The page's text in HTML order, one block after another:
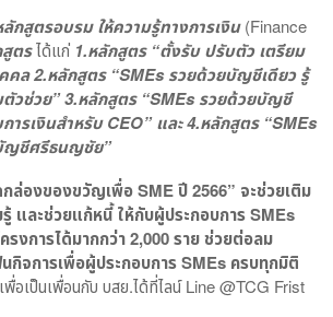
กสูตรอบรม ให้ความรู้ทางการเงิน(Finance
ตรได้แก่ 1.หลักสูตร “ตั้งรับ ปรับตัว เตรียม
คล 2.หลักสูตร “SMEs รวยด้วยบัญชีเดียว รู้
วช่วย”3.หลักสูตร “SMEs รวยด้วยบัญชี
การเงินสำหรับCEO”และ 4.หลักสูตร “SMEs
ญชีศรีธนญชัย”
กล่องของขวัญเพื่อSMEปี 2566” จะช่วยเติม
รู้ และช่วยแก้หนี้ ให้กับผู้ประกอบการSMEs
ครงการได้มากกว่า 2,000 ราย ช่วยต่อลม
กิจการเพื่อผู้ประกอบการSMEs ครบทุกมิติ
พื่อเป็นเพื่อนกับ บสย.ได้ที่ไลน์ Line @TCG Frist